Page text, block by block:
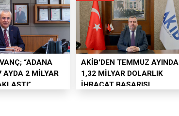
“ADANA
AYDA 2 MİLYAR
AKİB'DEN TEMMUZ AYINDA
1,32 MİLYAR DOLARLIK
İHRACAT BAŞARISI